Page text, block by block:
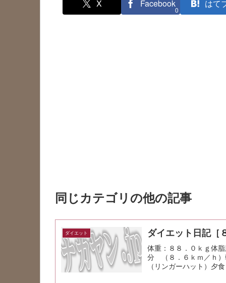
X Facebook
0
はて
同じカテゴリの他の記事
ダイエット ダイエット日記［
体重：８８．０ｋｇ体
分 （８．６ｋｍ／ｈ）
（リンガーハット）夕